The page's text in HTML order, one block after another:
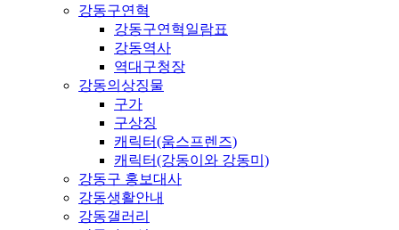
강동구연혁
강동구연혁일람표
강동역사
역대구청장
강동의상징물
구가
구상징
캐릭터(움스프렌즈)
캐릭터(강동이와 강동미)
강동구 홍보대사
강동생활안내
강동갤러리